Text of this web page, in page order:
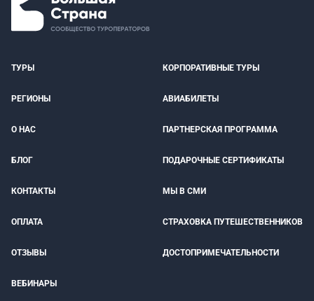
ТУРЫ КОРПОРАТИВНЫЕ ТУРЫ
РЕГИОНЫ АВИАБИЛЕТЫ
О НАС ПАРТНЕРСКАЯ ПРОГРАММА
БЛОГ ПОДАРОЧНЫЕ СЕРТИФИКАТЫ
КОНТАКТЫ МЫ В СМИ
ОПЛАТА СТРАХОВКА ПУТЕШЕСТВЕННИКОВ
ОТЗЫВЫ ДОСТОПРИМЕЧАТЕЛЬНОСТИ
ВЕБИНАРЫ